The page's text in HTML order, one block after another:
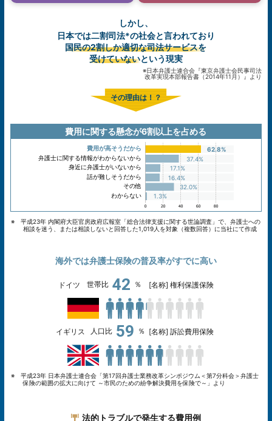
しかし、
日本では二割司法※の社会と言われており
国民の2割しか適切な司法サービスを
受けていないという現実
※日本弁護士連合会『東京弁護士会民事司法
改革実現本部報告書（2014年11月）』より
その理由は！？
費用に関する懸念が6割以上を占める
費用が高そうだから
弁護士に関する情報がわからないから
身近に弁護士がいないから
話が難しそうだから
その他
わからない
62.8%
37.4%
17.1%
16.4%
32.0%
1.3%
※ 平成23年 内閣府大臣官房政府広報室「総合法律支援に関する世論調査」で、弁護士への
相談を迷う、または相談しないと回答した1,019人を対象（複数回答）に当社にて作成
海外では弁護士保険の普及率がすでに高い
ドイツ 世帯比 42 ％ [名称] 権利保護保険
イギリス 人口比 59 ％ [名称] 訴訟費用保険
※ 平成23年 日本弁護士連合会「第17回弁護士業務改革シンポジウム＜第7分科会＞弁護士
保険の範囲の拡大に向けて ～市民のための紛争解決費用を保険で～」より
法的トラブルで発生する費用例